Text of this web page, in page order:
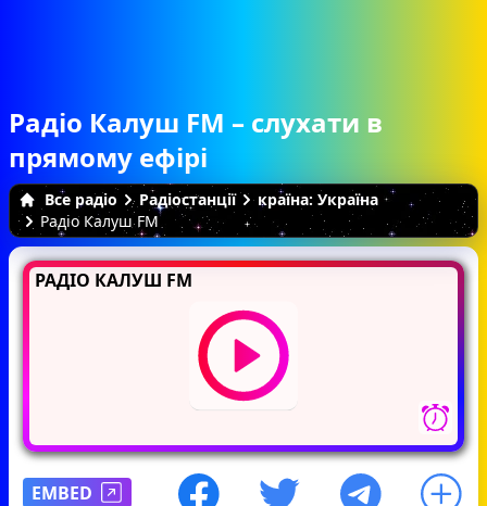
Радіо Калуш FM – слухати в
прямому ефірі
Все радіо Радіостанції
країна: Україна
Радіо Калуш FM
РАДІО КАЛУШ FM
EMBED